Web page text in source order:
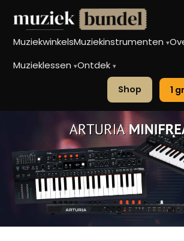
MuziekwinkelsMuziekinstrumenten▾
Muzieklessen▾Ontdek▾
Shop 1